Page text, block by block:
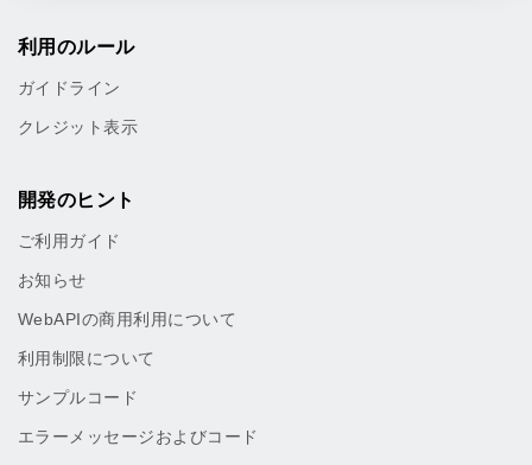
利用のルール
ガイドライン
クレジット表示
開発のヒント
ご利用ガイド
お知らせ
WebAPIの商用利用について
利用制限について
サンプルコード
エラーメッセージおよびコード